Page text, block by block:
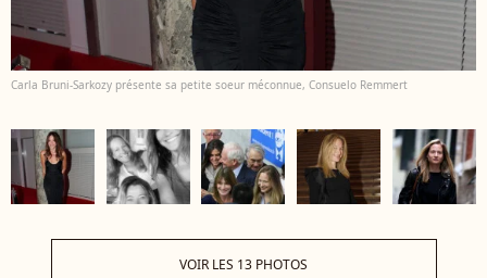
Carla Bruni-Sarkozy présente sa petite soeur méconnue, Consuelo Remmert
VOIR LES 13 PHOTOS